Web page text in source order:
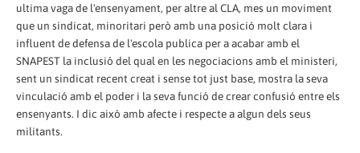
ultima vaga de l'ensenyament, per altre al CLA, mes un moviment
que un sindicat, minoritari però amb una posició molt clara i
influent de defensa de l'escola publica per a acabar amb el
SNAPEST la inclusió del qual en les negociacions amb el ministeri,
sent un sindicat recent creat i sense tot just base, mostra la seva
vinculació amb el poder i la seva funció de crear confusió entre els
ensenyants. I dic això amb afecte i respecte a algun dels seus
militants.